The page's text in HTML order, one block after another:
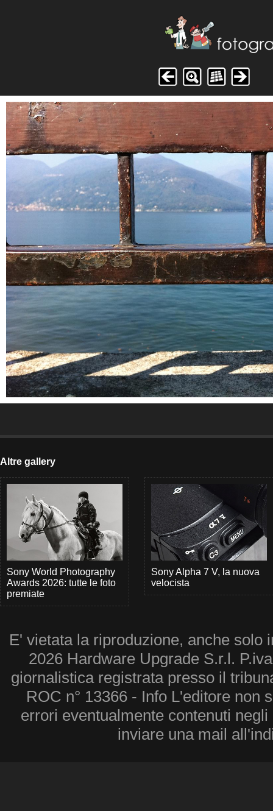
Altre gallery
Sony World Photography
Awards 2026: tutte le foto
premiate
Sony Alpha 7 V, la nuova
velocista
E' vietata la riproduzione, anche solo
2026 Hardware Upgrade S.r.l.
giornalistica registrata presso il
ROC n° 13366 - Info L'editore non
errori eventualmente contenuti
inviare una mail